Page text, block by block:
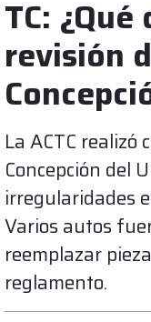
TC:
revisión
La ACTC realizó
Concepción del
irregularidades
Varios autos
reemplazar
reglamento.